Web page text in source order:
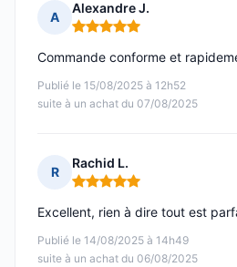
A
Alexandre J.
Note : 5 sur 5
Publié le 15/08/2025 à 12h52
suite à un achat du 07/08/2025
Commande conforme et
R
Rachid L.
Note : 5 sur 5
Publié le 14/08/2025 à 14h49
suite à un achat du 06/08/2025
Excellent, rien à dire tout est